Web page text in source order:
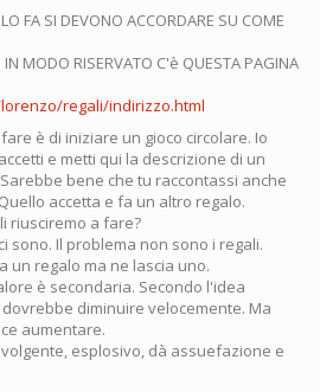
FA SI DEVONO ACCORDARE SU COME
IN MODO RISERVATO C'è QUESTA PAGINA
regali/indirizzo.html
è di iniziare un gioco circolare. Io
e metti qui la descrizione di un
bene che tu raccontassi anche
accetta e fa un altro regalo.
riusciremo a fare?
sono. Il problema non sono i regali.
un regalo ma ne lascia uno.
è secondaria. Secondo l'idea
diminuire velocemente. Ma
aumentare.
esplosivo, dà assuefazione e